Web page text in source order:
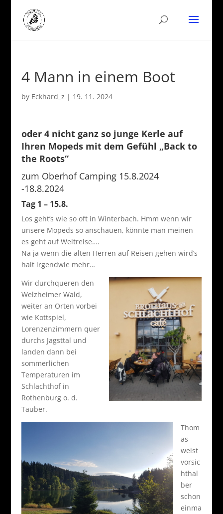
4 Mann in einem Boot
by Eckhard_z | 19. 11. 2024
oder 4 nicht ganz so junge Kerle auf
Ihren Mopeds mit dem Gefühl „Back to
the Roots“
zum Oberhof Camping 15.8.2024
-18.8.2024
Tag 1 – 15.8.
Los geht’s wie so oft in Winterbach. Hmm wenn wir
unsere Mopeds so anschauen, könnte man meinen
es geht auf Weltreise….
Na ja wenn die alten Herren auf Reisen gehen wird’s
halt irgendwie mehr…
Wir durchqueren den
Welzheimer Wald,
weiter an Orten vorbei
wie Kottspiel,
Lorenzenzimmern quer
durchs Jagsttal und
landen dann bei
sommerlichen
Temperaturen im
Schlachthof in
Rothenburg o. d.
Tauber.
Thom
as
weist
vorsic
hthal
ber
schon
einma